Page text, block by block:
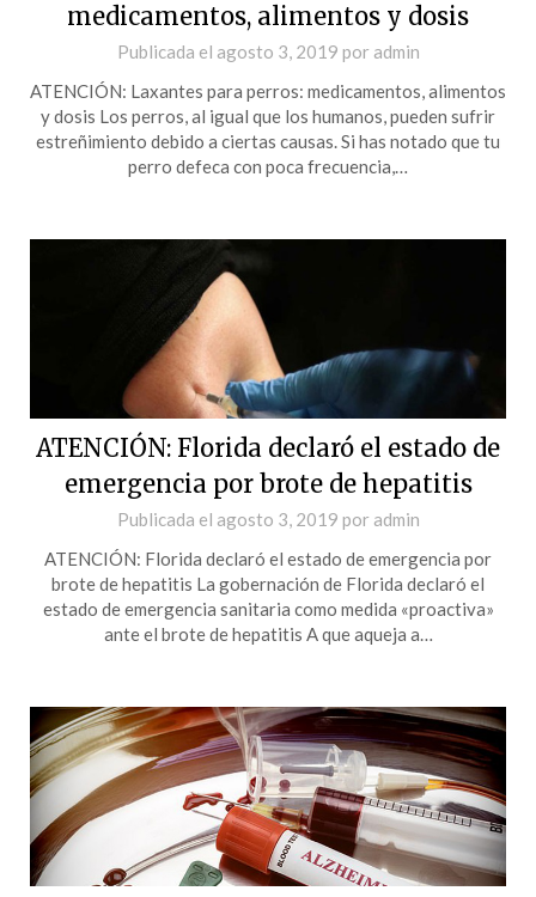
medicamentos, alimentos y dosis
Publicada el agosto 3, 2019 por admin
ATENCIÓN: Laxantes para perros: medicamentos, alimentos
y dosis Los perros, al igual que los humanos, pueden sufrir
estreñimiento debido a ciertas causas. Si has notado que tu
perro defeca con poca frecuencia,…
ATENCIÓN: Florida declaró el estado de
emergencia por brote de hepatitis
Publicada el agosto 3, 2019 por admin
ATENCIÓN: Florida declaró el estado de emergencia por
brote de hepatitis La gobernación de Florida declaró el
estado de emergencia sanitaria como medida «proactiva»
ante el brote de hepatitis A que aqueja a…